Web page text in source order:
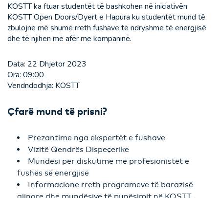
KOSTT ka ftuar studentët të bashkohen në iniciativën
KOSTT Open Doors/Dyert e Hapura ku studentët mund të
zbulojnë më shumë rreth fushave të ndryshme të energjisë
dhe të njihen më afër me kompaninë.
Data: 22 Dhjetor 2023
Ora: 09:00
Vendndodhja: KOSTT
Çfarë mund të prisni?
Prezantime nga ekspertët e fushave
Vizitë Qendrës Dispeçerike
Mundësi për diskutime me profesionistët e
fushës së energjisë
Informacione rreth programeve të barazisë
gjinore dhe mundësive të punësimit në KOSTT.